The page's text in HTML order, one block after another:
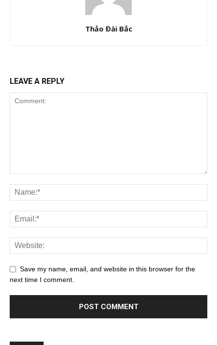
Thảo Đài Bắc
LEAVE A REPLY
Save my name, email, and website in this browser for the
next time I comment.